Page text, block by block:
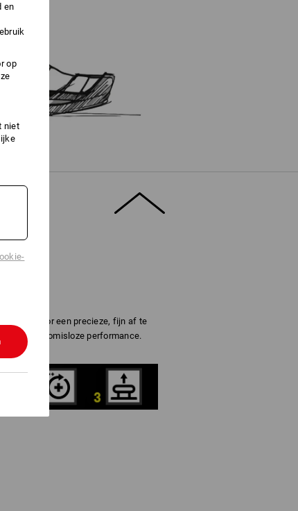
zorgt voor een precieze, fijn af te
voor compromisloze performance.
en
op
niet